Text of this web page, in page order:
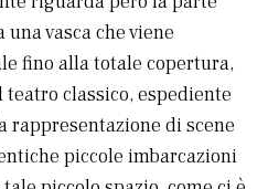
vasca che viene
fino alla totale copertura,
teatro classico, espediente
rappresentazione di scene
piccole imbarcazioni